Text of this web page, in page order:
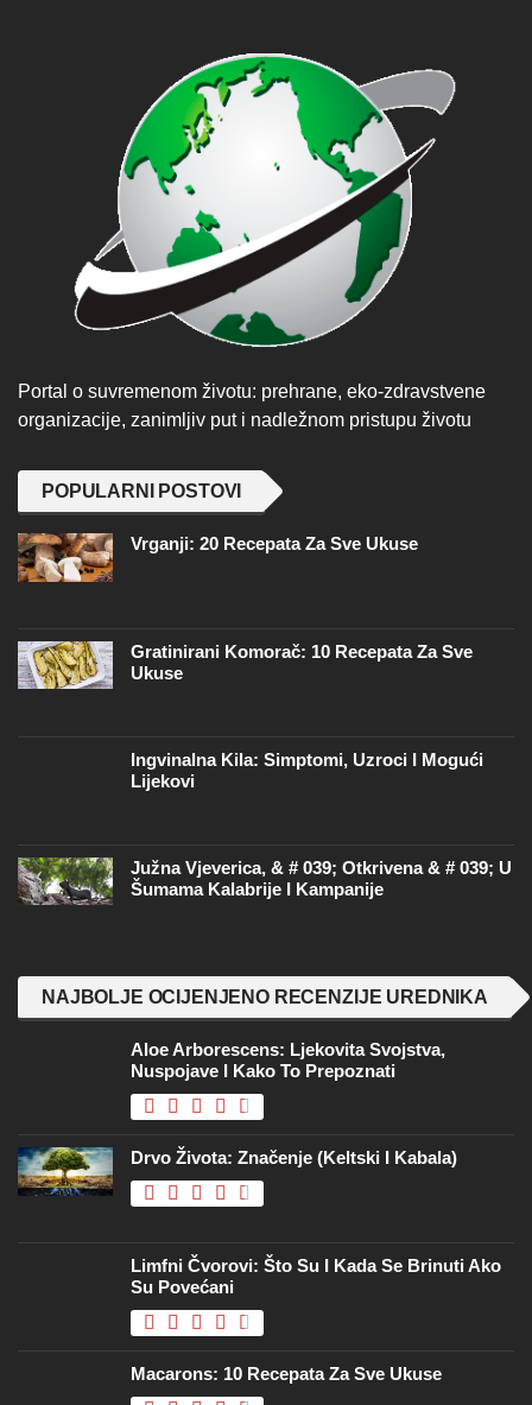
Portal o suvremenom životu: prehrane, eko-zdravstvene
organizacije, zanimljiv put i nadležnom pristupu životu
POPULARNI POSTOVI
Vrganji: 20 Recepata Za Sve Ukuse
Gratinirani Komorač: 10 Recepata Za Sve
Ukuse
Ingvinalna Kila: Simptomi, Uzroci I Mogući
Lijekovi
Južna Vjeverica, & # 039; Otkrivena & # 039; U
Šumama Kalabrije I Kampanije
NAJBOLJE OCIJENJENO RECENZIJE UREDNIKA
Aloe Arborescens: Ljekovita Svojstva,
Nuspojave I Kako To Prepoznati
Drvo Života: Značenje (keltski I Kabala)
Limfni Čvorovi: Što Su I Kada Se Brinuti Ako
Su Povećani
Macarons: 10 Recepata Za Sve Ukuse